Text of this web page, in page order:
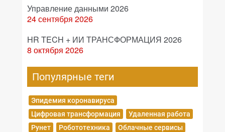
Управление данными 2026
24 сентября 2026
HR TECH + ИИ ТРАНСФОРМАЦИЯ 2026
8 октября 2026
Популярные теги
Эпидемия коронавируса
Цифровая трансформация
Удаленная работа
Рунет
Робототехника
Облачные сервисы